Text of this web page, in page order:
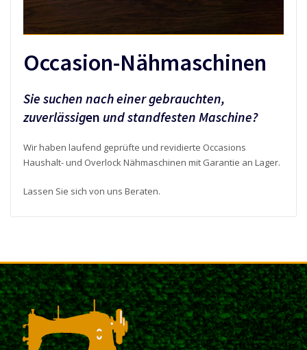
Occasion-Nähmaschinen
Sie suchen nach einer gebrauchten,
zuverlässigen und standfesten Maschine?
Wir haben laufend geprüfte und revidierte Occasions
Haushalt- und Overlock Nähmaschinen mit Garantie an Lager.
Lassen Sie sich von uns Beraten.